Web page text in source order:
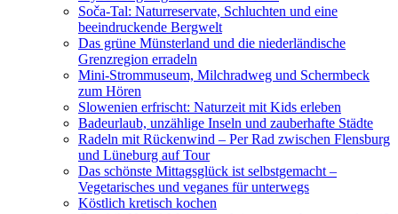
Soča-Tal: Naturreservate, Schluchten und eine
beeindruckende Bergwelt
Das grüne Münsterland und die niederländische
Grenzregion erradeln
Mini-Strommuseum, Milchradweg und Schermbeck
zum Hören
Slowenien erfrischt: Naturzeit mit Kids erleben
Badeurlaub, unzählige Inseln und zauberhafte Städte
Radeln mit Rückenwind – Per Rad zwischen Flensburg
und Lüneburg auf Tour
Das schönste Mittagsglück ist selbstgemacht –
Vegetarisches und veganes für unterwegs
Köstlich kretisch kochen